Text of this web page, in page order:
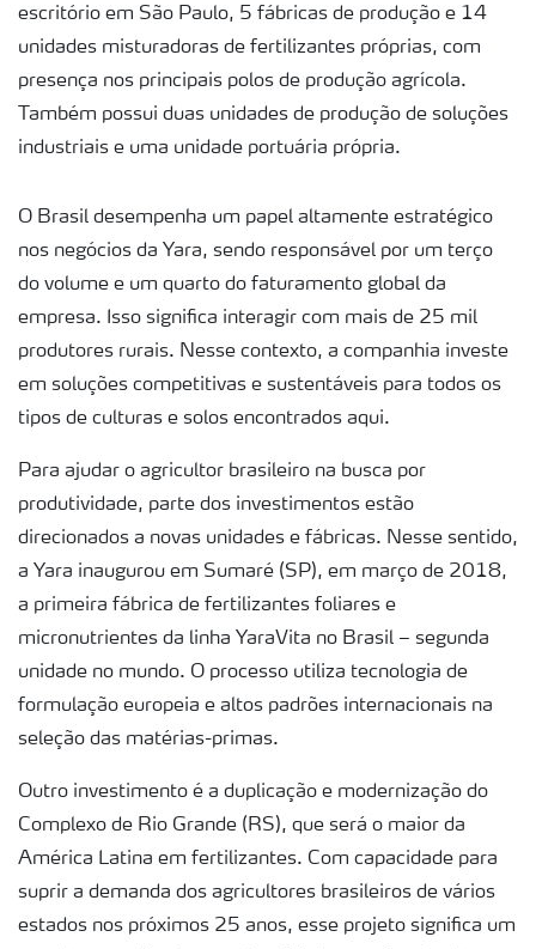
Fator Y
escritório em São Paulo, 5 fábricas de produção e 14
unidades misturadoras de fertilizantes próprias, com
presença nos principais polos de produção agrícola.
Também possui duas unidades de produção de soluções
industriais e uma unidade portuária própria.
O Brasil desempenha um papel altamente estratégico
nos negócios da Yara, sendo responsável por um terço
do volume e um quarto do faturamento global da
empresa. Isso significa interagir com mais de 25 mil
produtores rurais. Nesse contexto, a companhia investe
em soluções competitivas e sustentáveis para todos os
tipos de culturas e solos encontrados aqui.
Para ajudar o agricultor brasileiro na busca por
produtividade, parte dos investimentos estão
direcionados a novas unidades e fábricas. Nesse sentido,
a Yara inaugurou em Sumaré (SP), em março de 2018,
a primeira fábrica de fertilizantes foliares e
micronutrientes da linha YaraVita no Brasil – segunda
unidade no mundo. O processo utiliza tecnologia de
formulação europeia e altos padrões internacionais na
seleção das matérias-primas.
Outro investimento é a duplicação e modernização do
Complexo de Rio Grande (RS), que será o maior da
América Latina em fertilizantes. Com capacidade para
suprir a demanda dos agricultores brasileiros de vários
estados nos próximos 25 anos, esse projeto significa um